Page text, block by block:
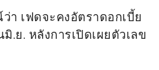
เฟดจะคงอัตราดอกเบี้ย
.ย. หลังการเปิดเผยตัวเลข